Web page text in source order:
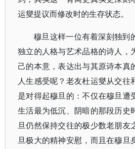
运燮提议而修改时的生存状态。
穆旦这样一位有着深刻独到
独立的人格与艺术品格的诗人，
己的本意，表达出与其原诗本真
人生感受呢？老友杜运燮从交往
是对得起穆旦的：不仅在穆旦遭
生活最为低沉、阴暗的那段历史
旦仍然保持交往的极少数老朋友
旦极大的精神安慰，而且在穆旦